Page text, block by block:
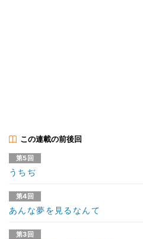
この連載の前後回
第5回
うちぢ
第4回
あんな夢を見るなんて
第3回